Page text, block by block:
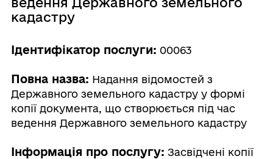
кадастру
Ідентифікатор послуги: 00063
Повна назва: Надання відомостей з
Державного земельного кадастру у формі
копії документа, що створюється під час
ведення Державного земельного кадастру
Інформація про послугу: Засвідчені копії